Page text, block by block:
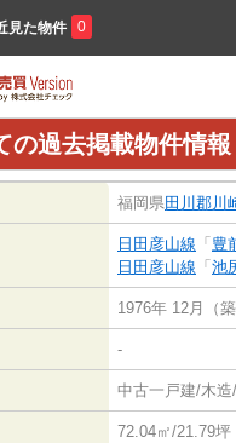
見た物件 0
の過去掲載物件情報
福岡県 田川郡川
日田彦山線 「 豊
日田彦山線 「 池
1976年 12月（築
-
中古一戸建/木造
72.04㎡/21.79坪